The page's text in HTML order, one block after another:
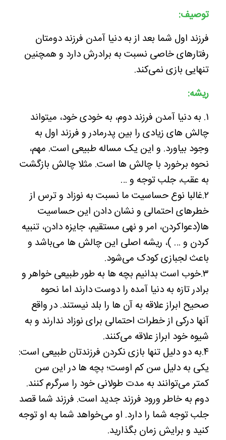
توصیف:
فرزند اول شما بعد از به دنیا آمدن فرزند دومتان
رفتارهای خاصی نسبت به برادرش دارد و همچنین
تنهایی بازی نمی‌کند.
ریشه:
۱. به دنیا آمدن فرزند دوم، به خودی خود، میتواند
چالش های زیادی را بین پدرمادر و فرزند اول به
وجود بیاورد. و این یک مساله طبیعی است. مهم،
نحوه برخورد با چالش ها است. مثلا چالش بازگشت
به عقب، جلب توجه و …
۲.غالبا نوع حساسیت ما نسبت به نوزاد و ترس از
خطرهای احتمالی و نشان دادن این حساسیت
ها(دعواکردن، امر و نهی مستقیم، جایزه دادن، تنبیه
کردن و … )، ریشه اصلی این چالش ها می‌باشد و
باعث لجبازی کودک می‌شود.
۳.خوب است بدانیم بچه ها به طور طبیعی خواهر و
برادر تازه به دنیا آمده را دوست دارند اما نحوه
صحیح ابراز علاقه به آن ها را بلد نیستند. در واقع
آنها درکی از خطرات احتمالی برای نوزاد ندارند و به
شیوه خود ابراز علاقه می‌کنند.
۴.به دو دلیل تنها بازی نکردن فرزندتان طبیعی است:
یکی به دلیل سن کم اوست؛ بچه ها در این سن
کمتر می‌توانند به مدت طولانی خود را سرگرم کنند.
دوم به خاطر ورود فرزند جدید است. فرزند شما قصد
جلب توجه شما را دارد. او می‌خواهد شما به او توجه
کنید و برایش زمان بگذارید.